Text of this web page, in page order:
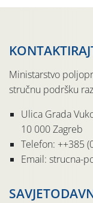
Ministarstvo
stručnu podršku
Ulica Grada
10 000 Zagreb
Telefon: ++385
Email: strucna-